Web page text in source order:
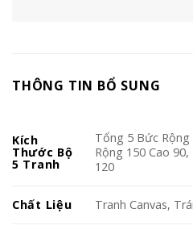
THÔNG TIN BỔ SUNG
Kích
Thước Bộ
5 Tranh
Tổng 5 Bức
Rộng 150 Cao
120
Chất Liệu Tranh Canvas,